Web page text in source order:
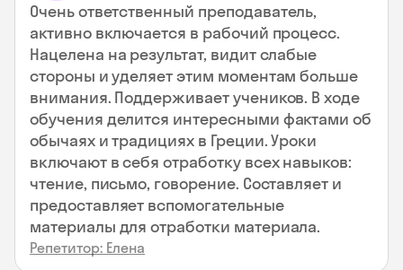
Очень ответственный преподаватель,
активно включается в рабочий процесс.
Нацелена на результат, видит слабые
стороны и уделяет этим моментам больше
внимания. Поддерживает учеников. В ходе
обучения делится интересными фактами об
обычаях и традициях в Греции. Уроки
включают в себя отработку всех навыков:
чтение, письмо, говорение. Составляет и
предоставляет вспомогательные
материалы для отработки материала.
Репетитор: Елена